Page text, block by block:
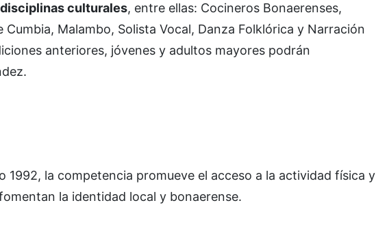
disciplinas culturales, entre ellas: Cocineros Bonaerenses,
Malambo, Solista Vocal, Danza Folklórica y Narración
anteriores, jóvenes y adultos mayores podrán
1992, la competencia promueve el acceso a la actividad física y
la identidad local y bonaerense.